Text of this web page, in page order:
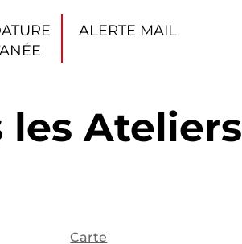
ALERTE MAIL
les Ateliers
Carte